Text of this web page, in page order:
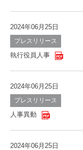
2024年06月25日
プレスリリース
執行役員人事
2024年06月25日
プレスリリース
人事異動
2024年06月25日